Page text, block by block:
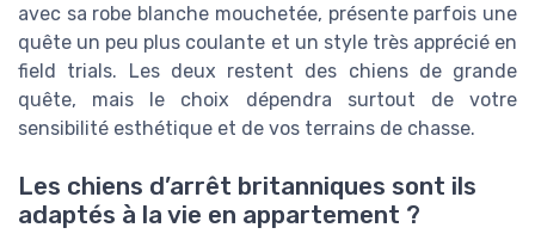
avec sa robe blanche mouchetée, présente parfois une
quête un peu plus coulante et un style très apprécié en
field trials. Les deux restent des chiens de grande
quête, mais le choix dépendra surtout de votre
sensibilité esthétique et de vos terrains de chasse.
Les chiens d’arrêt britanniques sont ils
adaptés à la vie en appartement ?